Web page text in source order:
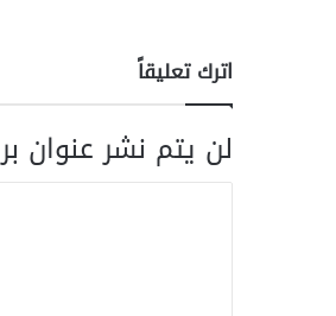
اترك تعليقاً
لن يتم نشر عنوان